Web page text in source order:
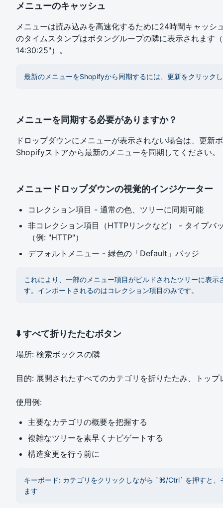
メニューのキャッシュ
メニューは読み込みを高速化するために24時間キャッシ
のタイムスタンプはボタングループの隣に表示されます
14:30:25"）。
最新のメニューをShopifyから同期するには、更新をクリック
メニューを同期する必要がありますか？
ドロップダウンにメニューが表示されない場合は、更新
Shopifyストアから最新のメニューを同期してください。
メニュードロップダウンの視覚的インジケーター
コレクション項目 - 通常の色、ツリーに同期可能
非コレクション項目（HTTPリンクなど） - タイプバ
（例: "HTTP"）
デフォルトメニュー - 緑色の「Default」バッジ
これにより、一部のメニュー項目がビルドされたツリーに表示
す。インポートされるのはコレクション項目のみです。
⬇️ すべて折りたたむボタン
場所: 検索ボックスの隣
目的: 展開されたすべてのカテゴリを折りたたみ、トッ
使用例:
主要なカテゴリの概要を把握する
複雑なツリーを素早くナビゲートする
構造変更を行う前に
キーボード: カテゴリをクリックしながら `⌘/Ctrl` を押すと、
ます